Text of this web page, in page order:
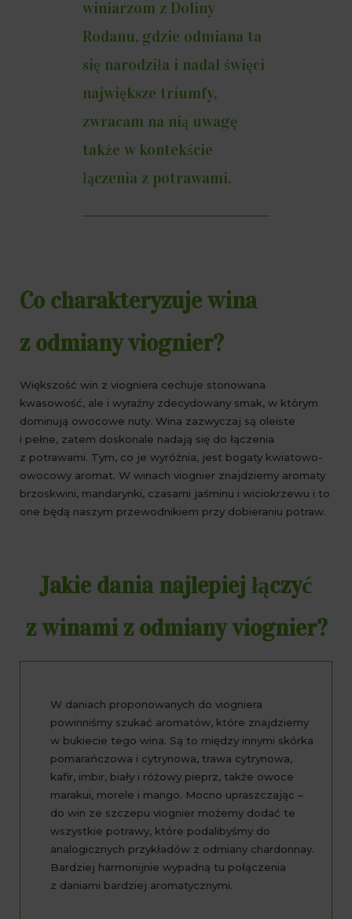
winiarzom z Doliny
Rodanu, gdzie odmiana ta
się narodziła i nadal święci
największe triumfy,
zwracam na nią uwagę
także w kontekście
łączenia z potrawami.
Co charakteryzuje wina
z odmiany viognier?
Większość win z viogniera cechuje stonowana
kwasowość, ale i wyraźny zdecydowany smak, w którym
dominują owocowe nuty. Wina zazwyczaj są oleiste
i pełne, zatem doskonale nadają się do łączenia
z potrawami. Tym, co je wyróżnia, jest bogaty kwiatowo-
owocowy aromat. W winach viognier znajdziemy aromaty
brzoskwini, mandarynki, czasami jaśminu i wiciokrzewu i to
one będą naszym przewodnikiem przy dobieraniu potraw.
Jakie dania najlepiej łączyć
z winami z odmiany viognier?
W daniach proponowanych do viogniera
powinniśmy szukać aromatów, które znajdziemy
w bukiecie tego wina. Są to między innymi skórka
pomarańczowa i cytrynowa, trawa cytrynowa,
kafir, imbir, biały i różowy pieprz, także owoce
marakui, morele i mango. Mocno upraszczając –
do win ze szczepu viognier możemy dodać te
wszystkie potrawy, które podalibyśmy do
analogicznych przykładów z odmiany chardonnay.
Bardziej harmonijnie wypadną tu połączenia
z daniami bardziej aromatycznymi.